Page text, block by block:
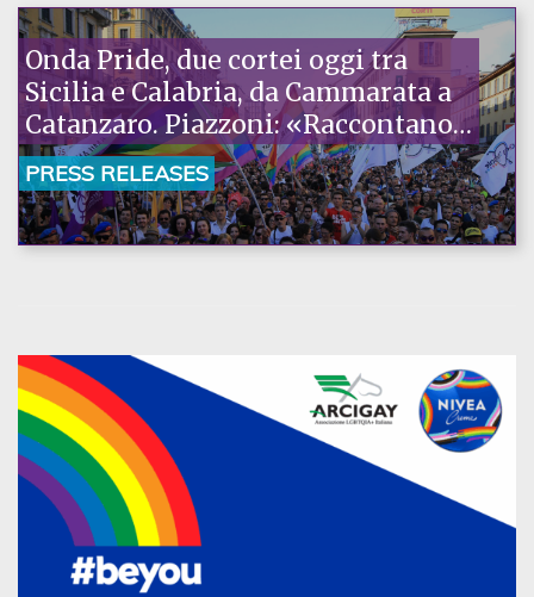
Onda Pride, due cortei oggi tra
Sicilia e Calabria, da Cammarata a
Catanzaro. Piazzoni: «Raccontano
la nostra ostinazione»
PRESS RELEASES